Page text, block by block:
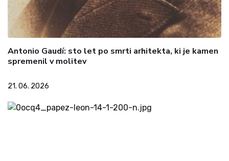
Antonio Gaudí: sto let po smrti arhitekta, ki je kamen
spremenil v molitev
21. 06. 2026